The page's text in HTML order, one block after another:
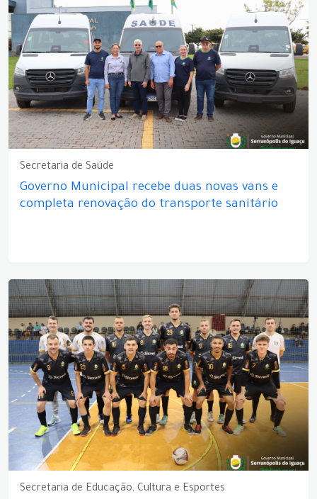
Secretaria de Saúde
Governo Municipal recebe duas novas vans e
completa renovação do transporte sanitário
Secretaria de Educação, Cultura e Esportes